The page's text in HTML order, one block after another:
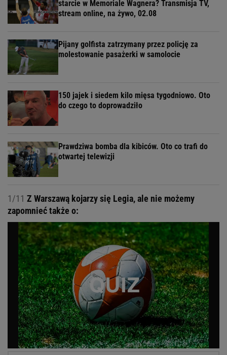
starcie w Memoriale Wagnera? Transmisja TV,
stream online, na żywo, 02.08
Pijany golfista zatrzymany przez policję za
molestowanie pasażerki w samolocie
150 jajek i siedem kilo mięsa tygodniowo. Oto
do czego to doprowadziło
Prawdziwa bomba dla kibiców. Oto co trafi do
otwartej telewizji
1/11 Z Warszawą kojarzy się Legia, ale nie możemy
zapomnieć także o: